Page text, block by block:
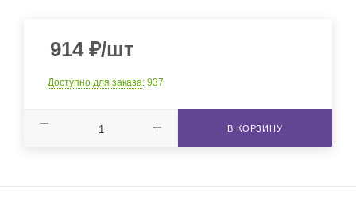
914₽/шт
Доступно для заказа: 937
В КОРЗИНУ